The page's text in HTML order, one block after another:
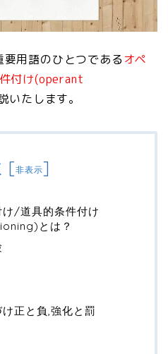
要用語のひとつであるオペ
付け(operant
いたします。
[非表示]
/道具的条件付け
とは？
正と負,強化と罰